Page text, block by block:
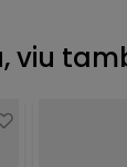
viu